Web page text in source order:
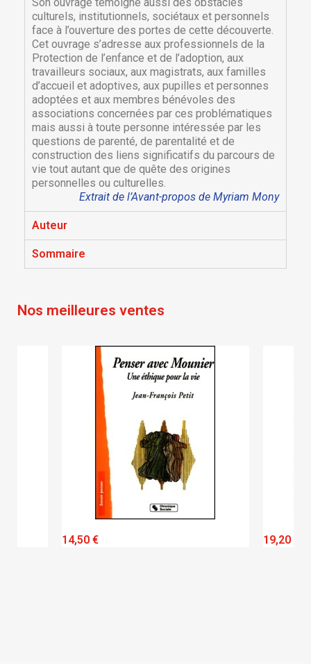
Ajouter à ma liste d'envies
add_circle_outline Créer une nouvelle liste
Créer une liste d'envies
Nom de la liste d'envies
Connexion ×
Vous devez être connecté pour ajouter des produits
à votre liste d'envies.
culturels, institutionnels, sociétaux et personnels
face à l’ouverture des portes de cette découverte.
Cet ouvrage s’adresse aux professionnels de la
Protection de l’enfance et de l’adoption, aux
travailleurs sociaux, aux magistrats, aux familles
d’accueil et adoptives, aux pupilles et personnes
adoptées et aux membres bénévoles des
associations concernées par ces problématiques
mais aussi à toute personne intéressée par les
questions de parenté, de parentalité et de
construction des liens significatifs du parcours de
vie tout autant que de quête des origines
personnelles ou culturelles.
Extrait de l’Avant-propos de Myriam Mony
Auteur
Sommaire
Nos meilleures ventes
14,50 € 19,20 €